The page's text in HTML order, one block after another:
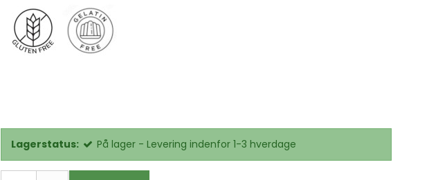
Lagerstatus: På lager - Levering indenfor 1-3 hverdage